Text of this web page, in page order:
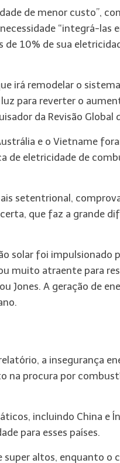
de menor custo”,
“integrá-las
10% de sua
irá remodelar o
para reverter o
da Revisão Global
e o Vietname
de eletricidade de
setentrional,
que faz a grande
solar foi impulsionado
muito atraente para
Jones. A geração de
a insegurança
procura por
incluindo China e
para esses países.
altos, enquanto o